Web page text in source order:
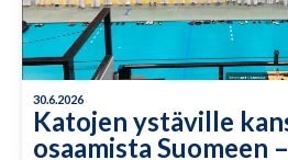
30.6.2026
Katojen ystäville
osaamista Suomeen